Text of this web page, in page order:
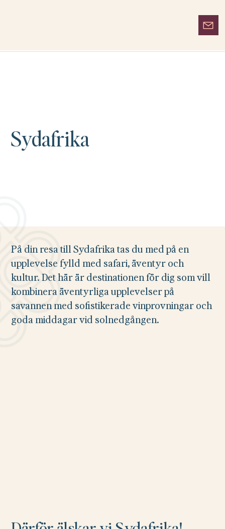
Sydafrika
På din resa till Sydafrika tas du med på en
upplevelse fylld med safari, äventyr och
kultur. Det här är destinationen för dig som vill
kombinera äventyrliga upplevelser på
savannen med sofistikerade vinprovningar och
goda middagar vid solnedgången.